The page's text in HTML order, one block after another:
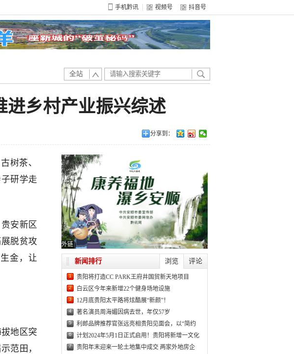
手机黔讯 视频号 抖音号
全站
乡村产业振兴综述
分享到：
树茶、
研学走
安新区
脱贫攻
金，让
地区突
范田，
外链
浏览 评论
新闻排行
1 贵阳将打造CC PARK王府井国贸新天地项目
2 白云区今年来新增22个健身场地设施
3 12月底贵阳太平路将炫酷展“新颜”！
4 著名演员周海媚因病去世，年仅57岁
5 利郎品牌推荐官张远亮相贵阳见面会，以“简约
6 计划2024年5月1日正式启用！贵阳将新增一文化
7 贵阳年末迎来一轮土地集中成交 两家外地房企